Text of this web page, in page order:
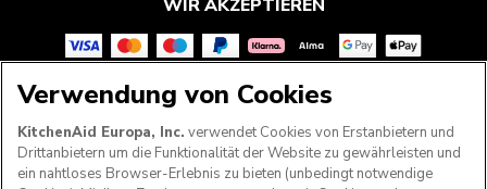
WIR AKZEPTIEREN
FOLGEN SIE UNS
Verwendung von Cookies
KitchenAid Europa, Inc. verwendet Cookies von Erstanbietern und
Drittanbietern um die Funktionalität der Website zu gewährleisten und
ein nahtloses Browser-Erlebnis zu bieten (unbedingt notwendige